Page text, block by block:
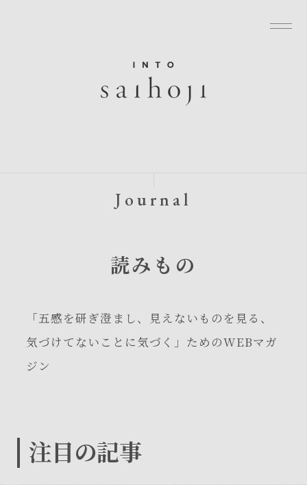
Journal
読みもの
「五感を研ぎ澄まし、見えないものを見る、
気づけてないことに気づく」ためのWEBマガ
ジン
注目の記事